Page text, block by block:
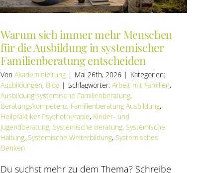
Warum sich immer mehr Menschen
für die Ausbildung in systemischer
Familienberatung entscheiden
Von Akademieleitung | Mai 26th, 2026 | Kategorien:
Ausbildungen, Blog | Schlagwörter: Arbeit mit Familien,
Ausbildung systemische Familienberatung,
Beratungskompetenz, Familienberatung Ausbildung,
Heilpraktiker Psychotherapie, Kinder- und
Jugendberatung, Systemische Beratung, Systemische
Haltung, Systemische Weiterbildung, Systemisches
Denken
Du suchst mehr zu dem Thema? Schreibe